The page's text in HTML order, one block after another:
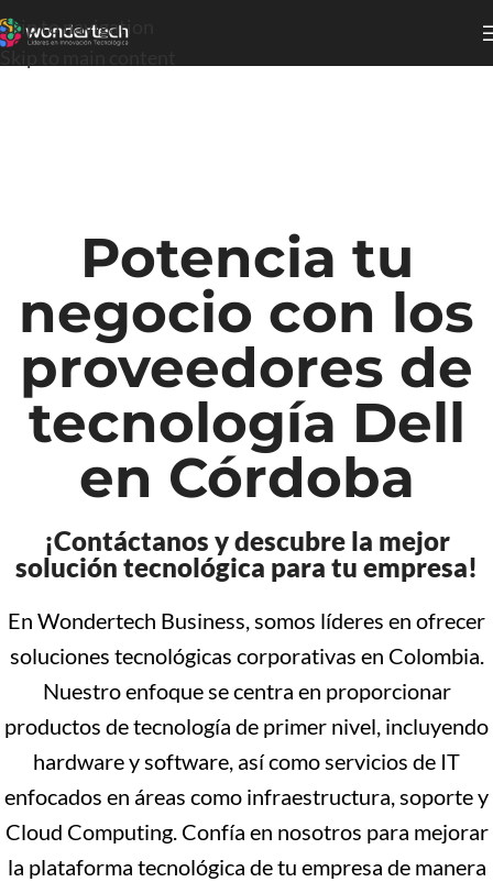
Skip to navigation
Potencia tu
negocio con los
proveedores de
tecnología Dell
en Córdoba
¡Contáctanos y descubre la mejor
solución tecnológica para tu empresa!
En Wondertech Business, somos líderes en ofrecer
soluciones tecnológicas corporativas en Colombia.
Nuestro enfoque se centra en proporcionar
productos de tecnología de primer nivel, incluyendo
hardware y software, así como servicios de IT
enfocados en áreas como infraestructura, soporte y
Cloud Computing. Confía en nosotros para mejorar
la plataforma tecnológica de tu empresa de manera